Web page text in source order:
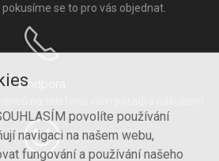
povolíte používání
navigaci na našem webu,
fungování a používání našeho
se to pro vás objednat.
Podpora